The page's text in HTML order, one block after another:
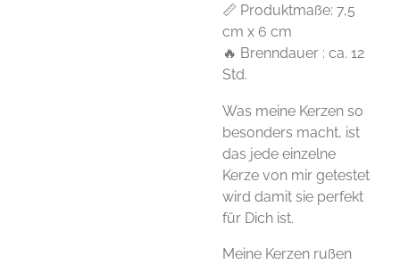
📏 Produktmaße: 7,5
cm x 6 cm
🔥 Brenndauer : ca. 12
Std.
Was meine Kerzen so
besonders macht, ist
das jede einzelne
Kerze von mir getestet
wird damit sie perfekt
für Dich ist.
Meine Kerzen rußen